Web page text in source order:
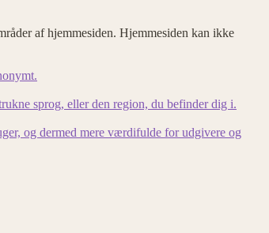
af hjemmesiden. Hjemmesiden kan ikke
sprog, eller den region, du befinder dig i.
og dermed mere værdifulde for udgivere og